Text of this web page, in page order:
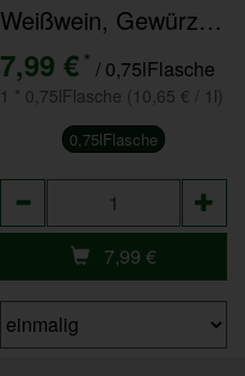
Weißwein, Gewürztraminer QW trocken Rheinhessen
7,99 € * / 0,75lFlasche
1 * 0,75lFlasche (10,65 € / 1l)
0,75lFlasche
7,99 €